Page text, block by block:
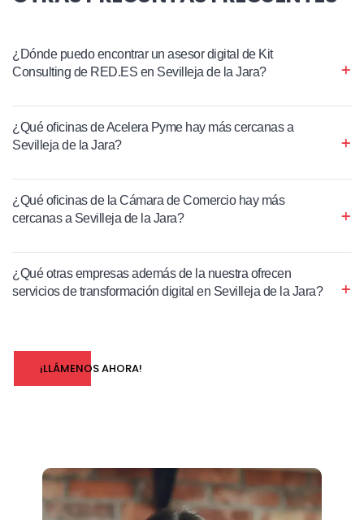
¿Dónde puedo encontrar un asesor digital de Kit
Consulting de RED.ES en Sevilleja de la Jara?
¿Qué oficinas de Acelera Pyme hay más cercanas a
Sevilleja de la Jara?
¿Qué oficinas de la Cámara de Comercio hay más
cercanas a Sevilleja de la Jara?
¿Qué otras empresas además de la nuestra ofrecen
servicios de transformación digital en Sevilleja de la Jara?
¡LLÁMENOS AHORA!